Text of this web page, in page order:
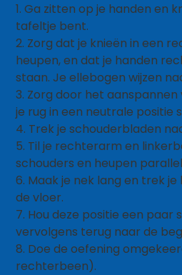
1. Ga zitten op je handen en
tafeltje bent.
2. Zorg dat je knieën in een
heupen, en dat je handen
staan. Je ellebogen wijzen
3. Zorg door het
je rug in een neutrale positie
4. Trek je schouderbladen
5. Til je rechterarm en
schouders en heupen
6. Maak je nek lang en trek je
de vloer.
7. Hou deze positie een paar
vervolgens terug naar de
8. Doe de oefening
rechterbeen).